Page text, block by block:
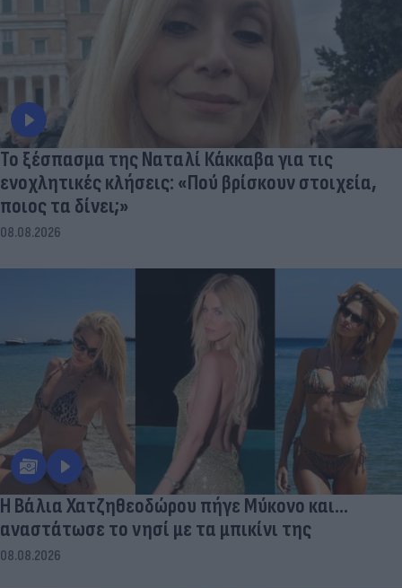
Το ξέσπασμα της Ναταλί Κάκκαβα για τις
ενοχλητικές κλήσεις: «Πού βρίσκουν στοιχεία,
ποιος τα δίνει;»
08.08.2026
Η Βάλια Χατζηθεοδώρου πήγε Μύκονο και...
αναστάτωσε το νησί με τα μπικίνι της
08.08.2026